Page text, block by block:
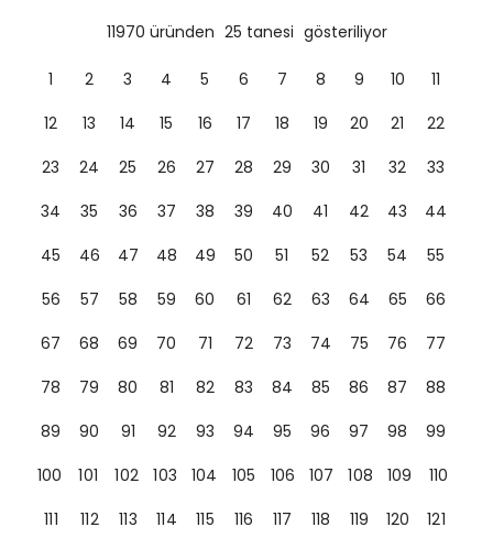
11970 üründen 25 tanesi gösteriliyor
1 2 3 4 5 6 7 8 9 10
11
12
13 14 15 16 17 18 19 20 21
22
23
24 25 26 27 28 29 30 31 32
33
34
35 36 37 38 39 40 41 42 43
44
45
46 47 48 49 50 51 52 53 54
55
56
57 58 59 60 61 62 63 64 65
66
67
68 69 70 71 72 73 74 75 76
77
78
79 80 81 82 83 84 85 86 87
88
89
90 91 92 93 94 95 96 97 98
99
100
101 102 103 104 105 106 107 108 109
110
111
112 113 114 115 116 117 118 119 120
121